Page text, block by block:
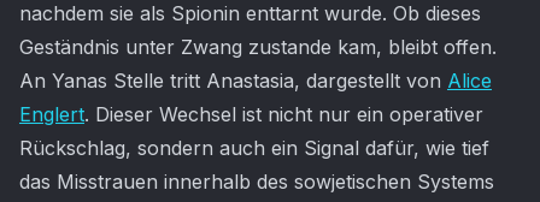
nachdem sie als Spionin enttarnt wurde. Ob dieses
Geständnis unter Zwang zustande kam, bleibt offen.
An Yanas Stelle tritt Anastasia, dargestellt von Alice
Englert. Dieser Wechsel ist nicht nur ein operativer
Rückschlag, sondern auch ein Signal dafür, wie tief
das Misstrauen innerhalb des sowjetischen Systems